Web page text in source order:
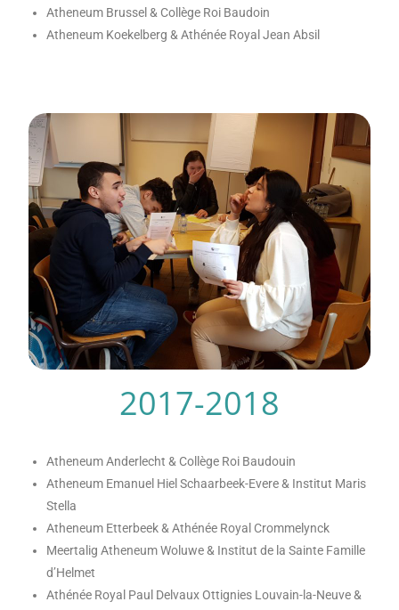
Atheneum Brussel & Collège Roi Baudoin
Atheneum Koekelberg & Athénée Royal Jean Absil
2017-2018
Atheneum Anderlecht & Collège Roi Baudouin
Atheneum Emanuel Hiel Schaarbeek-Evere & Institut Maris
Stella
Atheneum Etterbeek & Athénée Royal Crommelynck
Meertalig Atheneum Woluwe & Institut de la Sainte Famille
d’Helmet
Athénée Royal Paul Delvaux Ottignies Louvain-la-Neuve &